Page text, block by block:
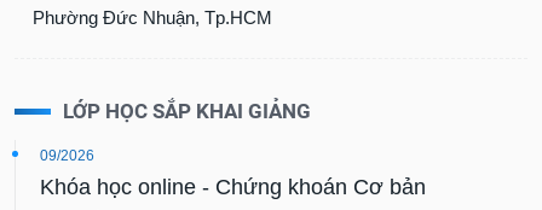
Khóa học online - Chứng khoán Cơ bản
Khai giảng: 07/09/2026 | Thời gian: Tối 2, 4, 6